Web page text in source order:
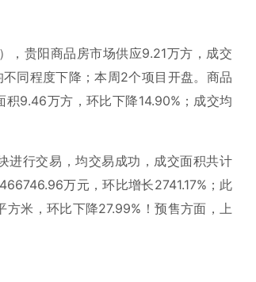
，贵阳商品房市场供应9.21万方，成交
同程度下降；本周2个项目开盘。商品
9.46万方，环比下降14.90%；成交均
进行交易，均交易成功，成交面积共计
万元，环比增长2741.17%；此
米，环比下降27.99%！预售方面，上